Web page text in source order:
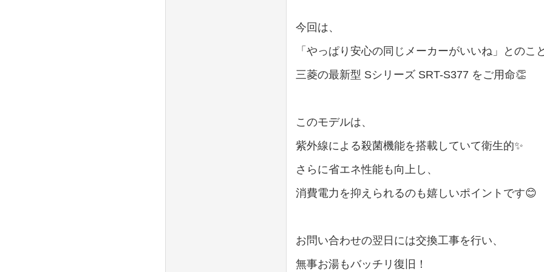
今回は、
「やっぱり安心の同じメーカーがいいね」とのこ
三菱の最新型 Sシリーズ SRT-S377 をご用命👏
このモデルは、
紫外線による殺菌機能を搭載していて衛生的✨
さらに省エネ性能も向上し、
消費電力を抑えられるのも嬉しいポイントです😊
お問い合わせの翌日には交換工事を行い、
無事お湯もバッチリ復旧！